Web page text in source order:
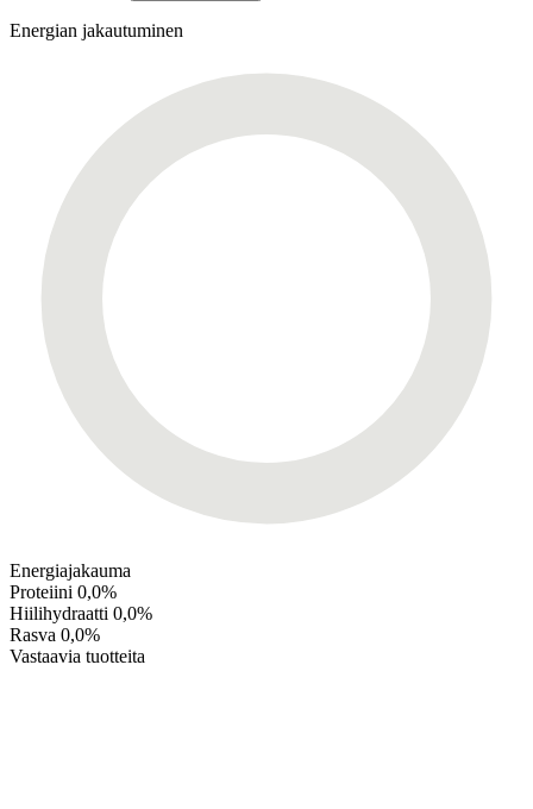
Energian jakautuminen
Energiajakauma
Proteiini 0,0%
Hiilihydraatti 0,0%
Rasva 0,0%
Vastaavia tuotteita